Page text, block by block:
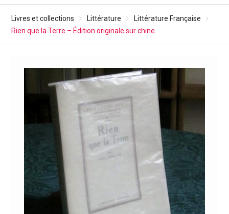
Livres et collections Littérature
Littérature Française
Rien que la Terre – Édition originale sur chine.